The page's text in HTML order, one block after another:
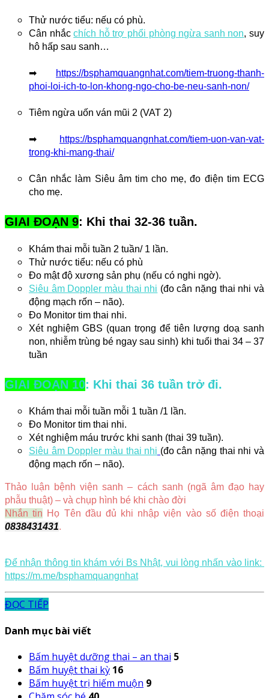
Thử nước tiểu: nếu có phù.
Cân nhắc chích hỗ trợ phổi phòng ngừa sanh non, suy
hô hấp sau sanh…
➡
https://bsphamquangnhat.com/tiem-truong-thanh-
phoi-loi-ich-to-lon-khong-ngo-cho-be-neu-sanh-non/
Tiêm ngừa uốn ván mũi 2 (VAT 2)
➡
https://bsphamquangnhat.com/tiem-uon-van-vat-
trong-khi-mang-thai/
Cân nhắc làm Siêu âm tim cho mẹ, đo điện tim ECG
cho mẹ.
GIAI ĐOẠN 9: Khi thai 32-36 tuần.
Khám thai mỗi tuần 2 tuần/ 1 lần.
Thử nước tiểu: nếu có phù
Đo mật độ xương sản phụ (nếu có nghi ngờ).
Siêu âm Doppler màu thai nhi (đo cân nặng thai nhi và
động mạch rốn – não).
Đo Monitor tim thai nhi.
Xét nghiệm GBS (quan trọng để tiên lượng doạ sanh
non, nhiễm trùng bé ngay sau sinh) khi tuổi thai 34 – 37
tuần
GIAI ĐOẠN 10: Khi thai 36 tuần trở đi.
Khám thai mỗi tuần mỗi 1 tuần /1 lần.
Đo Monitor tim thai nhi.
Xét nghiệm máu trước khi sanh (thai 39 tuần).
Siêu âm Doppler màu thai nhi (đo cân nặng thai nhi và
động mạch rốn – não).
Thảo luận bệnh viện sanh – cách sanh (ngã âm đạo hay
phẫu thuật) – và chụp hình bé khi chào đời
Nhắn tin
0838431431.
Để nhận thông tin khám với Bs Nhật, vui lòng nhấn vào link:
https://m.me/bsphamquangnhat
ĐỌC TIẾP
Danh mục bài viết
Bấm huyệt dưỡng thai – an thai 5
Bấm huyệt thai kỳ 16
Bấm huyệt trị hiếm muộn 9